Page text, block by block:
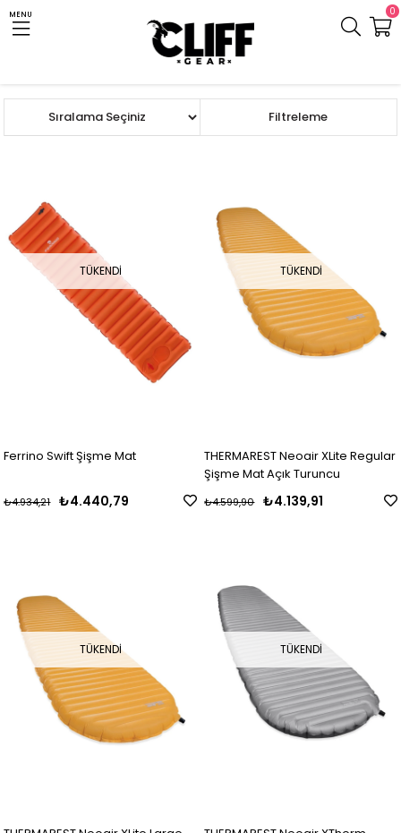
MENU 0
Filtreleme
Sıralama
TÜKENDI
Ferrino Swift Şişme Mat
₺4.440,79
₺4.934,21
TÜKENDI
THERMAREST Neoair XLite Regular
Şişme Mat Açık Turuncu
₺4.139,91
₺4.599,90
TÜKENDI TÜKENDI